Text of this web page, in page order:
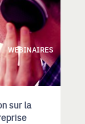
WEBINAIRES
sur la